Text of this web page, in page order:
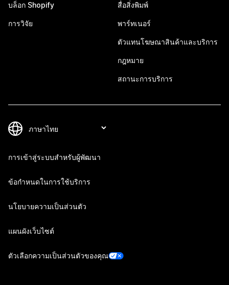
บล็อก Shopify
การวิจัย
สื่อสิ่งพิมพ์
พาร์ทเนอร์
ตัวแทนโฆษณาสินค้าและบริการ
กฎหมาย
สถานะการบริการ
การเข้าสู่ระบบสำหรับผู้พัฒนา
ข้อกำหนดในการใช้บริการ
นโยบายความเป็นส่วนตัว
แผนผังเว็บไซต์
ตัวเลือกความเป็นส่วนตัวของคุณ